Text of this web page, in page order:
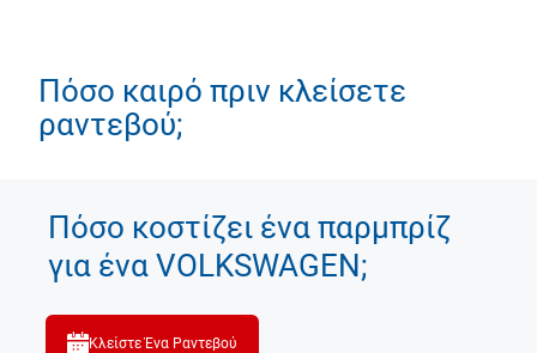
Πόσο καιρό πριν κλείσετε
ραντεβού;
Πόσο κοστίζει ένα παρμπρίζ
για ένα VOLKSWAGEN;
Κλείστε Ένα Ραντεβού